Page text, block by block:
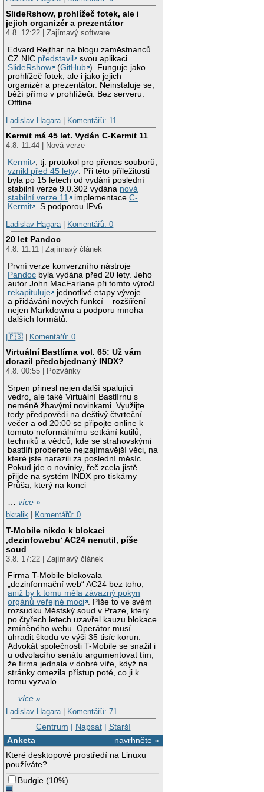
SlideRshow, prohlížeč fotek, ale i
jejich organizér a prezentátor
4.8. 12:22 | Zajímavý software
Edvard Rejthar na blogu zaměstnanců
CZ.NIC představil
svou aplikaci
SlideRshow
(GitHub ). Funguje jako
prohlížeč fotek, ale i jako jejich
organizér a prezentátor. Neinstaluje se,
běží přímo v prohlížeči. Bez serveru.
Offline.
Ladislav Hagara | Komentářů: 11
Kermit má 45 let. Vydán C-Kermit 11
4.8. 11:44 | Nová verze
Kermit , tj. protokol pro přenos souborů,
vznikl před 45 lety . Při této příležitosti
byla po 15 letech od vydání poslední
stabilní verze 9.0.302 vydána nová
stabilní verze 11
implementaceC-
Kermit . S podporou IPv6.
Ladislav Hagara | Komentářů: 0
20 let Pandoc
4.8. 11:11 | Zajímavý článek
První verze konverzního nástroje
Pandoc byla vydána před 20 lety. Jeho
autor John MacFarlane při tomto výročí
rekapituluje
jednotlivé etapy vývoje
a přidávání nových funkcí – rozšíření
nejen Markdownu a podporu mnoha
dalších formátů.
|🇵🇸 | Komentářů: 0
Virtuální Bastlírna vol. 65: Už vám
dorazil předobjednaný INDX?
4.8. 00:55 | Pozvánky
Srpen přinesl nejen další spalující
vedro, ale také Virtuální Bastlírnu s
neméně žhavými novinkami. Využijte
tedy předpovědi na deštivý čtvrteční
večer a od 20:00 se připojte online k
tomuto neformálnímu setkání kutilů,
techniků a vědců, kde se strahovskými
bastlíři proberete nejzajímavější věci, na
které jste narazili za poslední měsíc.
Pokud jde o novinky, řeč zcela jistě
přijde na systém INDX pro tiskárny
Průša, který na konci
…více »
bkralik
Komentářů: 0
T-Mobile nikdo k blokaci
‚dezinfowebu‘ AC24 nenutil, píše
soud
3.8. 17:22 | Zajímavý článek
Firma T-Mobile blokovala
„dezinformační web“ AC24 bez toho,
aniž by k tomu měla závazný pokyn
orgánů veřejné moci . Píše to ve svém
rozsudku Městský soud v Praze, který
po čtyřech letech uzavřel kauzu blokace
zmíněného webu. Operátor musí
uhradit škodu ve výši 35 tisíc korun.
Advokát společnosti T-Mobile se snažil i
u odvolacího senátu argumentovat tím,
že firma jednala v dobré víře, když na
stránky omezila přístup poté, co ji k
tomu vyzvalo
…více »
Ladislav Hagara | Komentářů: 71
Centrum | Napsat| Starší
navrhněte »
Anketa
Které desktopové prostředí na Linuxu
používáte?
Budgie (10%)